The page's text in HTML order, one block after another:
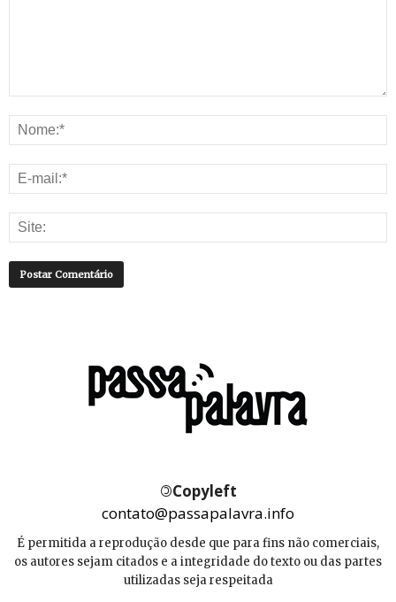
©Copyleft
contato@passapalavra.info
É permitida a reprodução desde que para fins não comerciais,
os autores sejam citados e a integridade do texto ou das partes
utilizadas seja respeitada